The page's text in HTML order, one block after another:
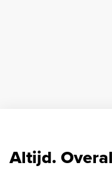
Altijd.